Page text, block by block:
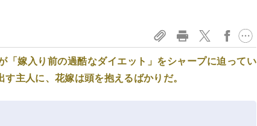
「嫁入り前の過酷なダイエット」をシャープに迫ってい
主人に、花嫁は頭を抱えるばかりだ。